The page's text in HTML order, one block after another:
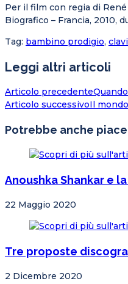
Per il film con regia di
Biografico – Francia,
Tag: bambino prodigio,
Leggi altri articoli
Articolo precedente
Articolo successivoIl
Potrebbe anche
Anoushka Shankar e
22 Maggio 2020
Tre proposte
2 Dicembre 2020